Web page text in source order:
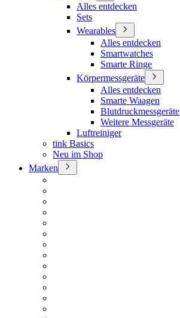
Alles entdecken
Sets
Wearables
Alles entdecken
Smartwatches
Smarte Ringe
Körpermessgeräte
Alles entdecken
Smarte Waagen
Blutdruckmessgeräte
Weitere Messgeräte
Luftreiniger
tink Basics
Neu im Shop
Marken